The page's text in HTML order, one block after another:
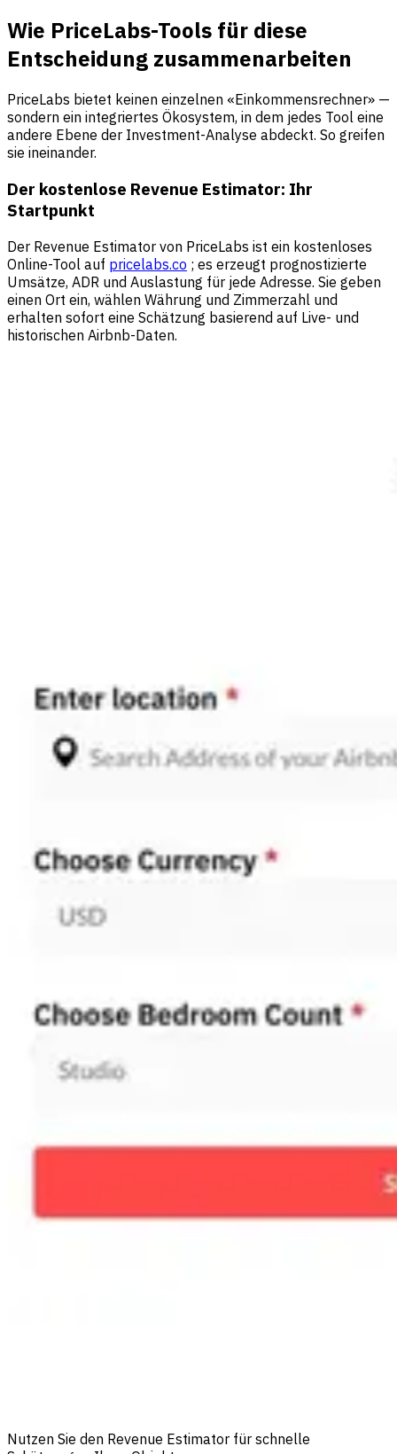
Wie PriceLabs-Tools für diese
Entscheidung zusammenarbeiten
PriceLabs bietet keinen einzelnen «Einkommensrechner» —
sondern ein integriertes Ökosystem, in dem jedes Tool eine
andere Ebene der Investment-Analyse abdeckt. So greifen
sie ineinander.
Der kostenlose Revenue Estimator: Ihr
Startpunkt
Der Revenue Estimator von PriceLabs ist ein kostenloses
Online-Tool auf pricelabs.co ; es erzeugt prognostizierte
Umsätze, ADR und Auslastung für jede Adresse. Sie geben
einen Ort ein, wählen Währung und Zimmerzahl und
erhalten sofort eine Schätzung basierend auf Live- und
historischen Airbnb-Daten.
Nutzen Sie den Revenue Estimator für schnelle